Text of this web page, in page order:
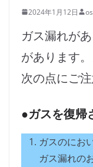
2024年1月12日
ガス漏れが
があります
次の点にご注
●ガスを復帰
ガスのにお
ガス漏れの